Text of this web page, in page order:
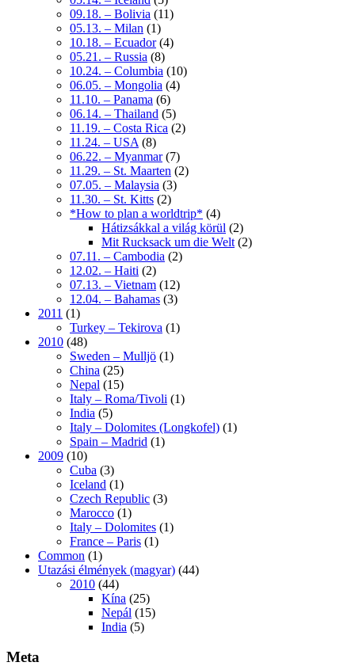
09.18. – Bolivia (11)
05.13. – Milan (1)
10.18. – Ecuador(4)
05.21. – Russia (8)
10.24. – Columbia (10)
06.05. – Mongolia (4)
11.10. – Panama (6)
06.14. – Thailand (5)
11.19. – Costa Rica (2)
11.24. – USA (8)
06.22. – Myanmar(7)
11.29. – St. Maarten (2)
07.05. – Malaysia (3)
11.30. – St. Kitts (2)
*How to plan a worldtrip* (4)
Hátizsákkal a világ körül (2)
Mit Rucksack um die Welt (2)
07.11. – Cambodia (2)
12.02. – Haiti (2)
07.13. – Vietnam (12)
12.04. – Bahamas (3)
2011 (1)
Turkey – Tekirova (1)
2010 (48)
Sweden – Mulljö (1)
China (25)
Nepal (15)
Italy – Roma/Tivoli (1)
India (5)
Italy – Dolomites (Longkofel) (1)
Spain – Madrid (1)
2009 (10)
Cuba (3)
Iceland (1)
Czech Republic (3)
Marocco (1)
Italy – Dolomites (1)
France – Paris (1)
Common (1)
Utazási élmények (magyar) (44)
2010 (44)
Kína (25)
Nepál (15)
India (5)
Meta